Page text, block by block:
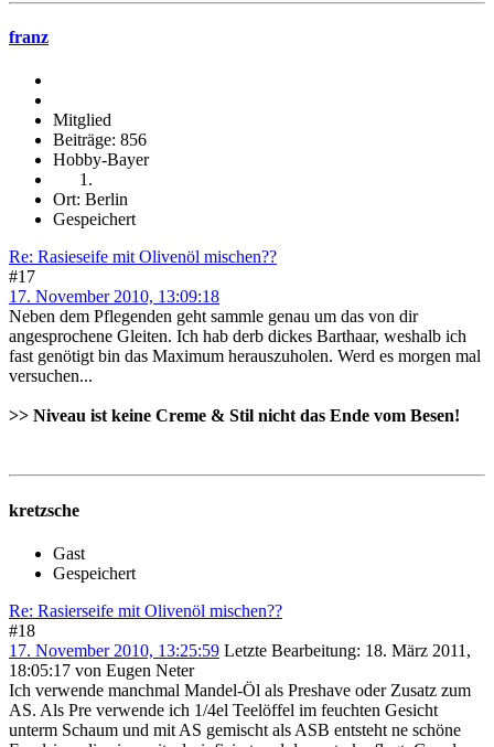
franz
Mitglied
Beiträge: 856
Hobby-Bayer
Ort: Berlin
Gespeichert
Re: Rasieseife mit Olivenöl mischen??
#17
17. November 2010, 13:09:18
Neben dem Pflegenden geht sammle genau um das von dir
angesprochene Gleiten. Ich hab derb dickes Barthaar, weshalb ich
fast genötigt bin das Maximum herauszuholen. Werd es morgen mal
versuchen...
>> Niveau ist keine Creme & Stil nicht das Ende vom Besen!
kretzsche
Gast
Gespeichert
Re: Rasierseife mit Olivenöl mischen??
#18
17. November 2010, 13:25:59 Letzte Bearbeitung: 18. März 2011,
18:05:17 von Eugen Neter
Ich verwende manchmal Mandel-Öl als Preshave oder Zusatz zum
AS. Als Pre verwende ich 1/4el Teelöffel im feuchten Gesicht
unterm Schaum und mit AS gemischt als ASB entsteht ne schöne